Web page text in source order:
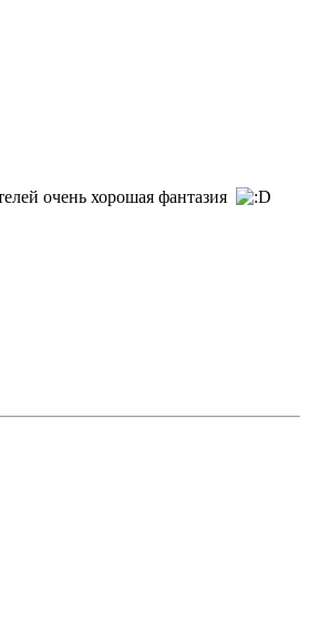
очень хорошая фантазия